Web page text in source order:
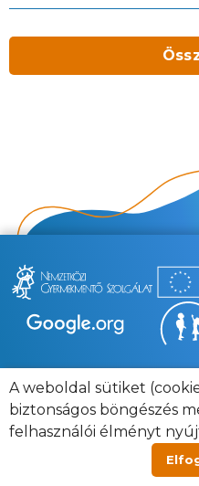
A weboldal sütiket
biztonságos böngészés
felhasználói élményt
Adatvédelmi
Impresszum